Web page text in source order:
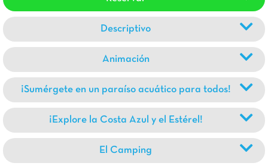
Descriptivo
Animación
¡Sumérgete en un paraíso acuático para todos!
¡Explore la Costa Azul y el Estérel!
El Camping